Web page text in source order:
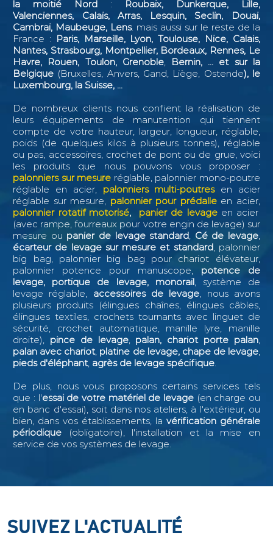
la moitié Nord :
Roubaix, Dunkerque, Lille,
Valenciennes, Calais, Arras, Lesquin, Seclin,
Douai,
Cambrai, Maubeuge, Lens. mais aussi sur le reste de la
France : Paris, Marseille, Lyon, Toulouse, Nice, Calais,
Nantes, Strasbourg, Montpellier, Bordeaux, Rennes, Le
Havre, Rouen, Toulon, Grenoble, Bernin, ... et sur la
Belgique (Bruxelles, Anvers, Gand, Liège, Ostende), le
Luxembourg, la Suisse, ...
De nombreux clients nous confient la réalisation de
leurs équipements de manutention qui tiennent
compte de votre hauteur, largeur, longueur, réglable,
poids (de quelques kilos à plusieurs tonnes), réglable
ou pas, accessoires, crochet de pont ou de grue, voici
les produits que nous pouvons vous proposer :
palonniers sur mesure réglable, palonnier mono-poutre
réglable en acier,palonniers multi-poutres en acier
réglable sur mesure, palonnier pour prédalle en acier,
palonnier rotatif motorisé, panier de levage en acier
(avec rampe, fourreaux pour votre engin de levage) sur
mesure ou panier de levage standard, Cé de levage,
écarteur de levage sur mesure et standard, palonnier
big bag, palonnier big bag pour chariot élévateur,
palonnier potence pour manuscope, potence de
levage, portique de levage, monorail, système de
levage réglable, accessoires de levage, nous avons
plusieurs produits (élingues chaînes, élingues câbles,
élingues textiles, crochets tournants avec linguet de
sécurité, crochet automatique, manille lyre, manille
droite), pince de levage, palan, chariot porte palan,
palan avec chariot, platine de levage, chape de levage,
pieds d'éléphant, agrès de levage spécifique.
De plus, nous vous proposons certains services tels
que : l'essai de votre matériel de levage (en charge ou
en banc d'essai), soit dans nos ateliers, à l'extérieur, ou
bien, dans vos établissements, la vérification générale
périodique (obligatoire), l'installation et la mise en
service de vos systèmes de levage.
SUIVEZ L'ACTUALITÉ
SUIVEZ L'ACTUALITÉ
SUIVEZ L'ACTUALITÉ
SUIVEZ L'ACTUALITÉ